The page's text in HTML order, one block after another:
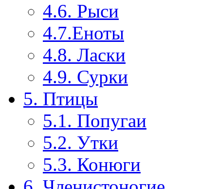
4.6. Рыси
4.7.Еноты
4.8. Ласки
4.9. Сурки
5. Птицы
5.1. Попугаи
5.2. Утки
5.3. Конюги